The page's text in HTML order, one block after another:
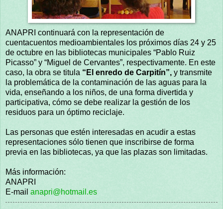
ANAPRI continuará con la representación de
cuentacuentos medioambientales los próximos días 24 y 25
de octubre en las bibliotecas municipales “Pablo Ruiz
Picasso” y “Miguel de Cervantes”, respectivamente. En este
caso, la obra se titula “El enredo de Carpitín”, y transmite
la problemática de la contaminación de las aguas para la
vida, enseñando a los niños, de una forma divertida y
participativa, cómo se debe realizar la gestión de los
residuos para un óptimo reciclaje.
Las personas que estén interesadas en acudir a estas
representaciones sólo tienen que inscribirse de forma
previa en las bibliotecas, ya que las plazas son limitadas.
Más información:
ANAPRI
E-mail anapri@hotmail.es